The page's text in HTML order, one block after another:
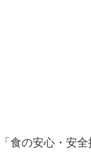
食の安心・安全